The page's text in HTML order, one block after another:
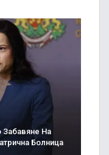
На
Болница